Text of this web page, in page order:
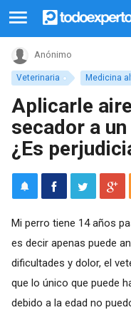
Veterinaria Medicina
Anónimo
Aplicarle
secador a
¿Es
Mi perro tiene 14 años
es decir apenas puede
dificultades y dolor, el
que lo único que puede
debido a la edad no